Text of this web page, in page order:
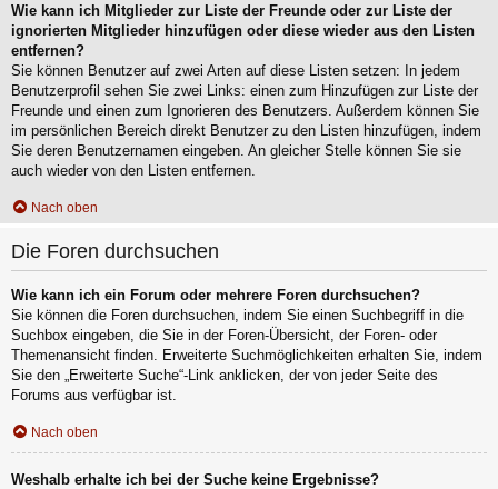
Wie kann ich Mitglieder zur Liste der Freunde oder zur Liste der
ignorierten Mitglieder hinzufügen oder diese wieder aus den Listen
entfernen?
Sie können Benutzer auf zwei Arten auf diese Listen setzen: In jedem
Benutzerprofil sehen Sie zwei Links: einen zum Hinzufügen zur Liste der
Freunde und einen zum Ignorieren des Benutzers. Außerdem können Sie
im persönlichen Bereich direkt Benutzer zu den Listen hinzufügen, indem
Sie deren Benutzernamen eingeben. An gleicher Stelle können Sie sie
auch wieder von den Listen entfernen.
Nach oben
Die Foren durchsuchen
Wie kann ich ein Forum oder mehrere Foren durchsuchen?
Sie können die Foren durchsuchen, indem Sie einen Suchbegriff in die
Suchbox eingeben, die Sie in der Foren-Übersicht, der Foren- oder
Themenansicht finden. Erweiterte Suchmöglichkeiten erhalten Sie, indem
Sie den „Erweiterte Suche“-Link anklicken, der von jeder Seite des
Forums aus verfügbar ist.
Nach oben
Weshalb erhalte ich bei der Suche keine Ergebnisse?